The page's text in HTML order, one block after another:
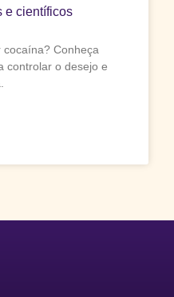
e científicos
Conheça
controlar o desejo e